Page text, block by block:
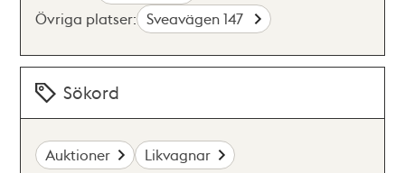
Övriga platser: Sveavägen 147
Sökord
Auktioner Likvagnar